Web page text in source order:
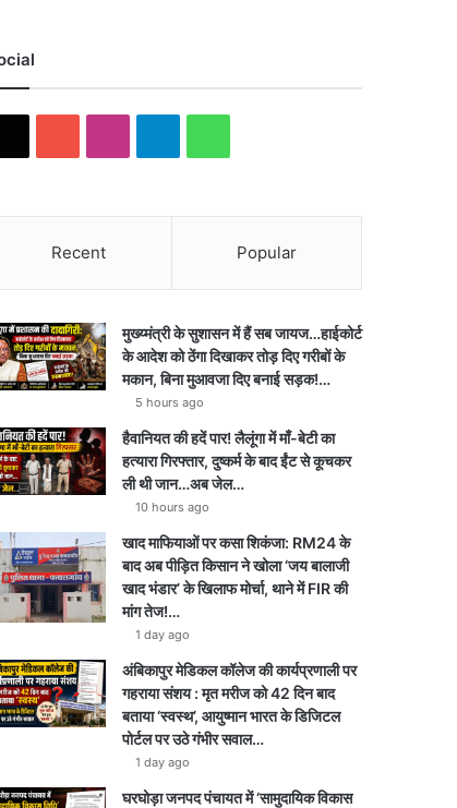
Recent Popular
मुख्य्मंत्री के सुशासन में हैं सब जायज…हाईकोर्ट
के आदेश को ठेंगा दिखाकर तोड़ दिए गरीबों के
मकान, बिना मुआवजा दिए बनाई सड़क!…
5 hours ago
हैवानियत की हदें पार! लैलूंगा में माँ-बेटी का
हत्यारा गिरफ्तार, दुष्कर्म के बाद ईंट से कूचकर
ली थी जान…अब जेल…
10 hours ago
खाद माफियाओं पर कसा शिकंजा: RM24 के
बाद अब पीड़ित किसान ने खोला ‘जय बालाजी
खाद भंडार’ के खिलाफ मोर्चा, थाने में FIR की
मांग तेज!…
1 day ago
अंबिकापुर मेडिकल कॉलेज की कार्यप्रणाली पर
गहराया संशय : मृत मरीज को 42 दिन बाद
बताया ‘स्वस्थ’, आयुष्मान भारत के डिजिटल
पोर्टल पर उठे गंभीर सवाल…
1 day ago
घरघोड़ा जनपद पंचायत में ‘सामुदायिक विकास